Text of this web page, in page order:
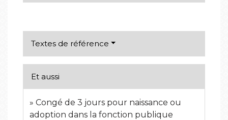
Textes de référence
Et aussi
Congé de 3 jours pour naissance ou
adoption dans la fonction publique